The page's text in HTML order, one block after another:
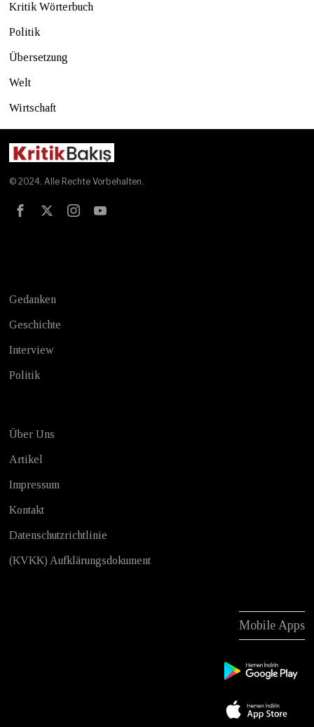
Kritik Wörterbuch
Politik
Übersetzung
Welt
Wirtschaft
© 2024. Alle Rechte Vorbehalten.
Gedanken
Geschichte
Interview
Politik
Über Uns
Artikel
Impressum
Kontakt
Datenschutzrichtlinie
(KVKK) Aufklärungsdokument
Mobile Apps